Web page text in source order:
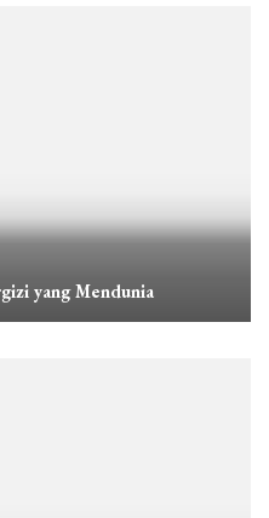
yang Mendunia